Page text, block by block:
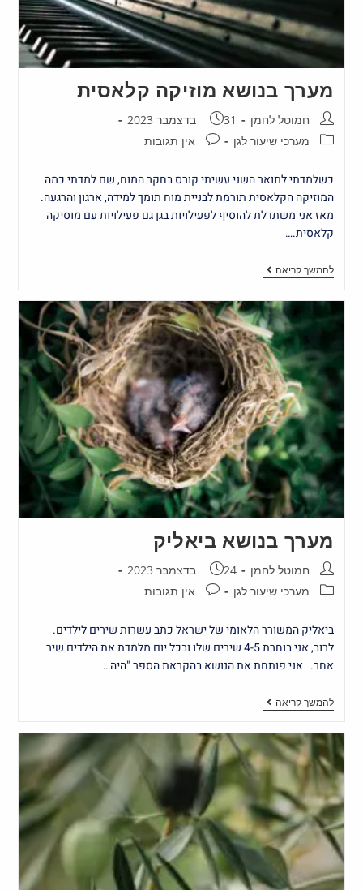
מערך בנושא מוזיקה קלאסית
חמוטל לחמן
31 בדצמבר 2023
מערכי שיעור לגן
אין תגובות
כשלמדתי לתואר השני עשיתי קורס בחקר המוח, שם למדתי כמה
המוזיקה הקלאסית תורמת לבניית מוח תומך למידה, ארגון והרגעה.
מאז אני משתדלת להוסיף לפעילויות בגן גם פעילויות עם מוסיקה
קלאסית.…
להמשך קריאה
מערך בנושא ביאליק
חמוטל לחמן
24 בדצמבר 2023
מערכי שיעור לגן
אין תגובות
ביאליק המשורר הלאומי של ישראל כתב עשרות שירים לילדים.
לרוב, אני בוחרת 4-5 שירים שלו ובכל יום מלמדת את הילדים שיר
אחר. אני פותחת את הנושא בהקראת הספר "היה…
להמשך קריאה